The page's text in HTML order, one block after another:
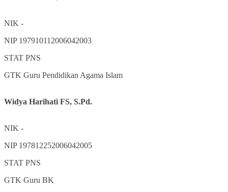
NIK -
NIP 197910112006042003
STAT PNS
GTK Guru Pendidikan Agama Islam
Widya Harihati FS, S.Pd.
NIK -
NIP 197812252006042005
STAT PNS
GTK Guru BK